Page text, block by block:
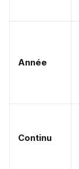
Année
Continu